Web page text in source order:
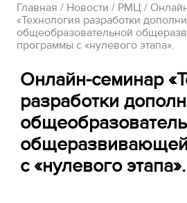
Главная / Новости / РМЦ /
«Технология разработки
общеобразовательной
программы с «нулевого этапа».
Онлайн-семинар
разработки
с «нулевого этапа».